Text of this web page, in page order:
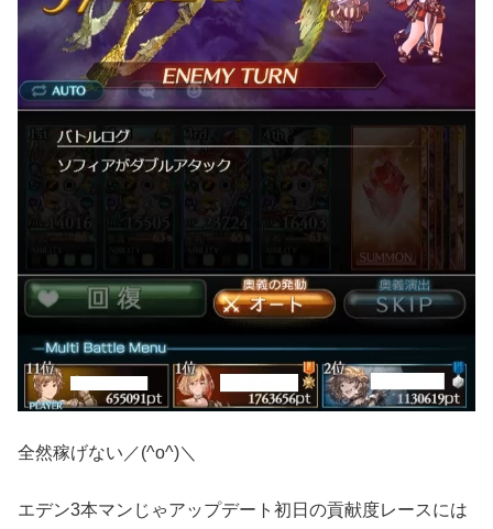
全然稼げない／(^o^)＼
エデン3本マンじゃアップデート初日の貢献度レースには